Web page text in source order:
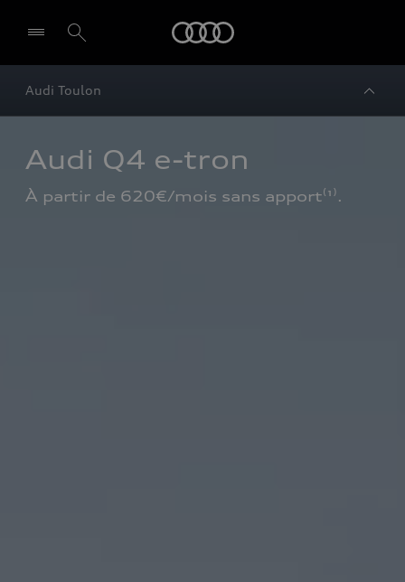
Audi Toulon
Audi Q4 e-tron
À partir de 620€/mois sans apport⁽¹⁾.